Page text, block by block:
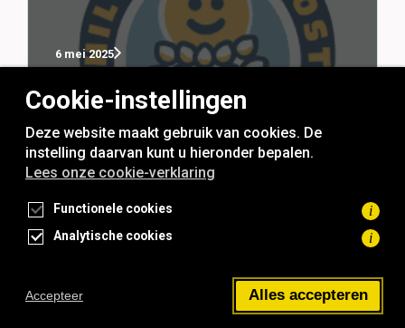
6 mei 2025
rookvrije generatie
Toegankelijkheidsverklaring
Cookie-instellingen
Deze website maakt gebruik van cookies. De
instelling daarvan kunt u hieronder bepalen.
Lees onze cookie-verklaring
Functionele cookies i
Analytische cookies i
Accepteer Alles accepteren